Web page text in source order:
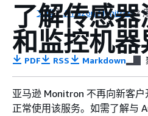
文档 Amazon Monitron
了解传感
和监控机器
PDF RSS Markdown
亚马逊 Monitron 不再向新客
正常使用该服务。如需了解与